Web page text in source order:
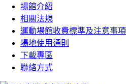
場館介紹
相關法規
運動場館收費標準及注意事項
場地使用通則
下載專區
聯絡方式